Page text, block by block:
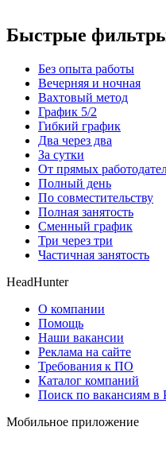
Быстрые
Без опыта работы
Вечерняя и ночная
Вахтовый метод
График 5/2
Гибкий график
Два через два
За сутки
От прямых
Полный день
По совместительству
Полная занятость
Сменный график
Три через три
Частичная занятость
HeadHunter
О компании
Помощь
Наши вакансии
Реклама на сайте
Требования к ПО
Каталог компаний
Поиск по вакансиям в
Мобильное приложение